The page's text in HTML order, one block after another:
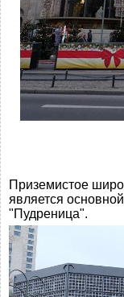
Приземистое
является
"Пудреница".